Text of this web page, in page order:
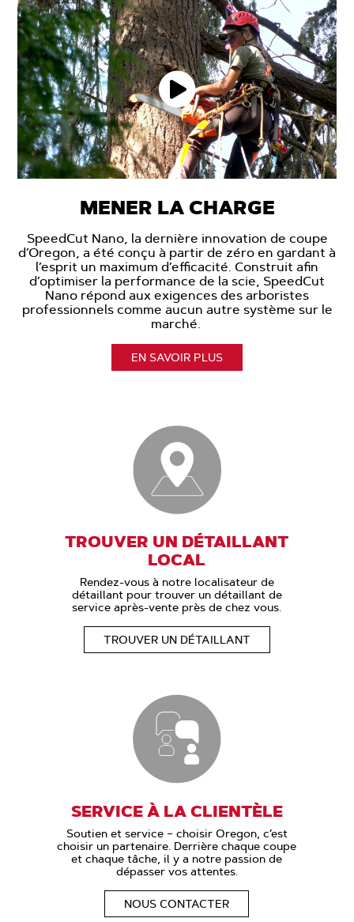
MENER LA CHARGE
SpeedCut Nano, la dernière innovation de coupe
d’Oregon, a été conçu à partir de zéro en gardant à
l’esprit un maximum d’efficacité. Construit afin
d’optimiser la performance de la scie, SpeedCut
Nano répond aux exigences des arboristes
professionnels comme aucun autre système sur le
marché.
EN SAVOIR PLUS
TROUVER UN DÉTAILLANT
LOCAL
Rendez-vous à notre localisateur de
détaillant pour trouver un détaillant de
service après-vente près de chez vous.
TROUVER UN DÉTAILLANT
SERVICE À LA CLIENTÈLE
Soutien et service – choisir Oregon, c’est
choisir un partenaire. Derrière chaque coupe
et chaque tâche, il y a notre passion de
dépasser vos attentes.
NOUS CONTACTER